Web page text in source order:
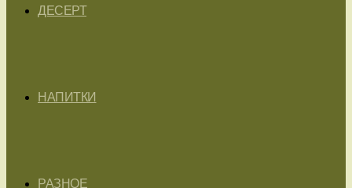
ДЕСЕРТ
НАПИТКИ
РАЗНОЕ